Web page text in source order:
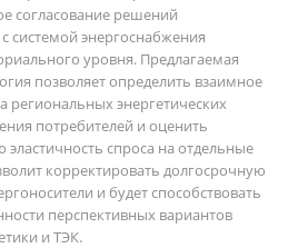
согласование решений
системой энергоснабжения
уровня. Предлагаемая
позволяет определить взаимное
региональных энергетических
потребителей и оценить
спроса на отдельные
корректировать долгосрочную
и будет способствовать
перспективных вариантов
и ТЭК.